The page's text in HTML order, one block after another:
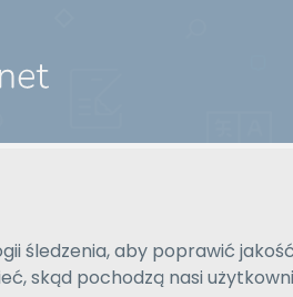
śledzenia, aby poprawić
skąd pochodzą nasi